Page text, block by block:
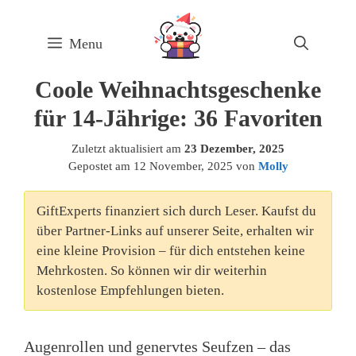
Menu
Coole Weihnachtsgeschenke
für 14-Jährige: 36 Favoriten
Zuletzt aktualisiert am 23 Dezember, 2025
Gepostet am 12 November, 2025 von Molly
GiftExperts finanziert sich durch Leser. Kaufst du
über Partner-Links auf unserer Seite, erhalten wir
eine kleine Provision – für dich entstehen keine
Mehrkosten. So können wir dir weiterhin
kostenlose Empfehlungen bieten.
Augenrollen und genervtes Seufzen – das